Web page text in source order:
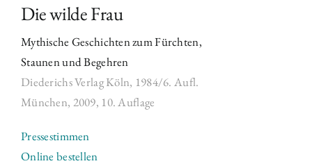
Die wilde Frau
Mythische Geschichten zum Fürchten,
Staunen und Begehren
Diederichs Verlag Köln, 1984/6. Aufl.
München, 2009, 10. Auflage
Pressestimmen
Online bestellen